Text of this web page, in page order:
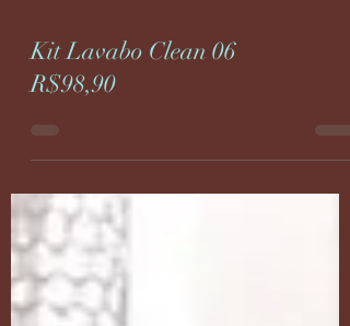
Kit Lavabo Clean 06
R$98,90